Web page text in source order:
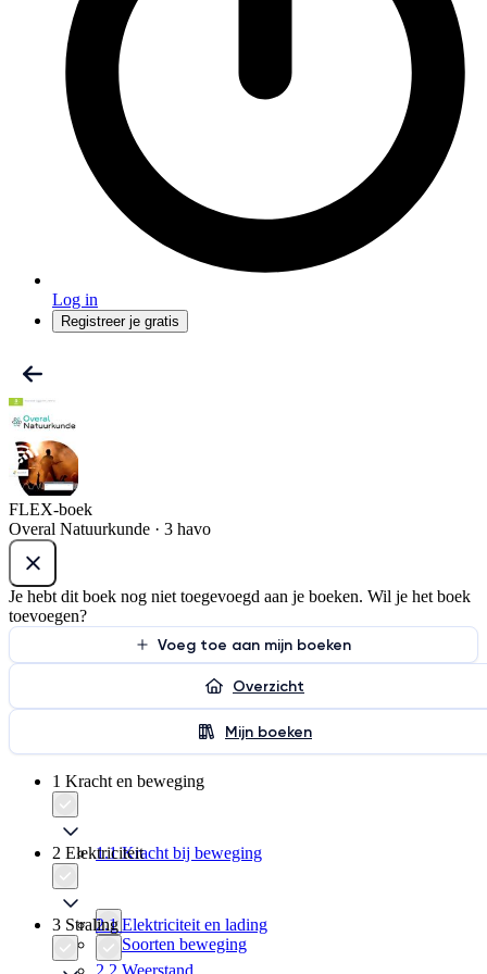
Log in
Registreer je gratis
FLEX-boek
Overal Natuurkunde · 3 havo
Je hebt dit boek nog niet toegevoegd aan je boeken. Wil je het boek
toevoegen?
Voeg toe aan mijn boeken
Overzicht
Mijn boeken
1 Kracht en beweging
1.1 Kracht bij beweging
1.2 Soorten beweging
2 Elektriciteit
2.1 Elektriciteit en lading
3 Straling